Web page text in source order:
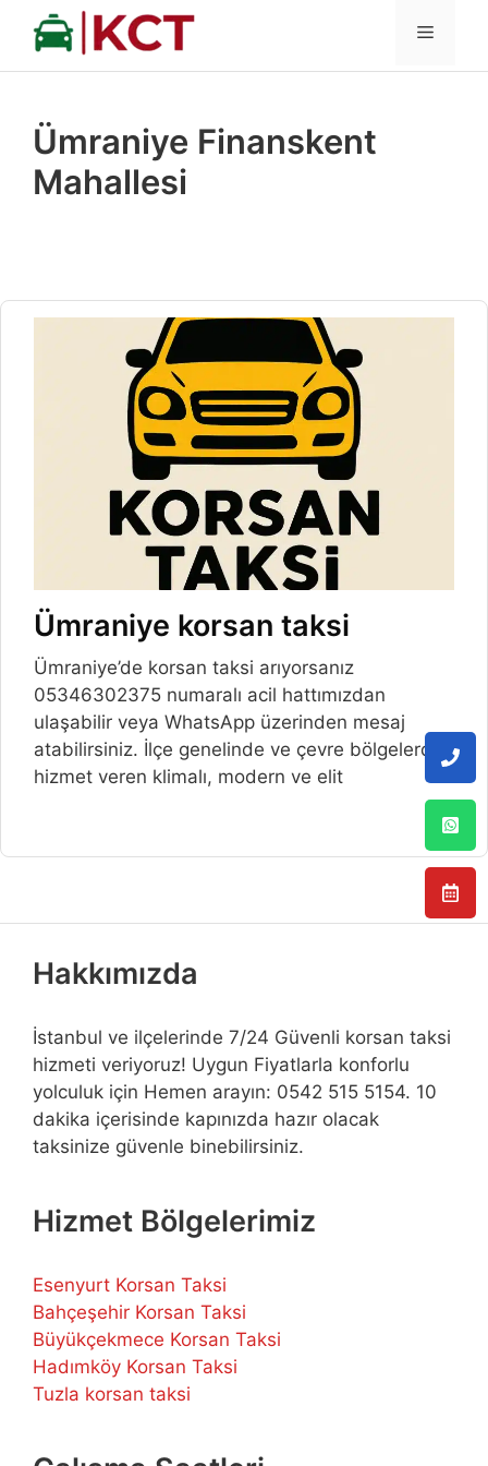
İçeriğe
MENÜ
Ümraniye Finanskent
Mahallesi
Ümraniye korsan taksi
Ümraniye’de korsan taksi arıyorsanız
05346302375 numaralı acil hattımızdan
ulaşabilir veya WhatsApp üzerinden mesaj
atabilirsiniz. İlçe genelinde ve çevre bölgelerde
hizmet veren klimalı, modern ve elit
Hakkımızda
İstanbul ve ilçelerinde 7/24 Güvenli korsan taksi
hizmeti veriyoruz! Uygun Fiyatlarla konforlu
yolculuk için Hemen arayın: 0542 515 5154. 10
dakika içerisinde kapınızda hazır olacak
taksinize güvenle binebilirsiniz.
Hizmet Bölgelerimiz
Esenyurt Korsan Taksi
Bahçeşehir Korsan Taksi
Büyükçekmece Korsan Taksi
Hadımköy Korsan Taksi
Tuzla korsan taksi